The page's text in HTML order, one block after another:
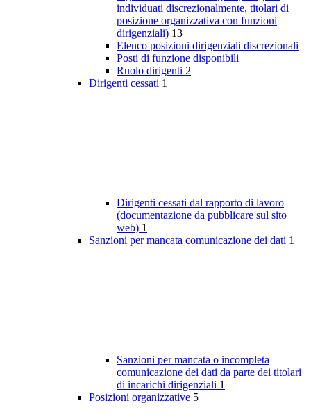
individuati discrezionalmente, titolari di
posizione organizzativa con funzioni
dirigenziali) 13
Elenco posizioni dirigenziali discrezionali
Posti di funzione disponibili
Ruolo dirigenti 2
Dirigenti cessati 1
Dirigenti cessati dal rapporto di lavoro
(documentazione da pubblicare sul sito
web) 1
Sanzioni per mancata comunicazione dei dati 1
Sanzioni per mancata o incompleta
comunicazione dei dati da parte dei titolari
di incarichi dirigenziali 1
Posizioni organizzative 5